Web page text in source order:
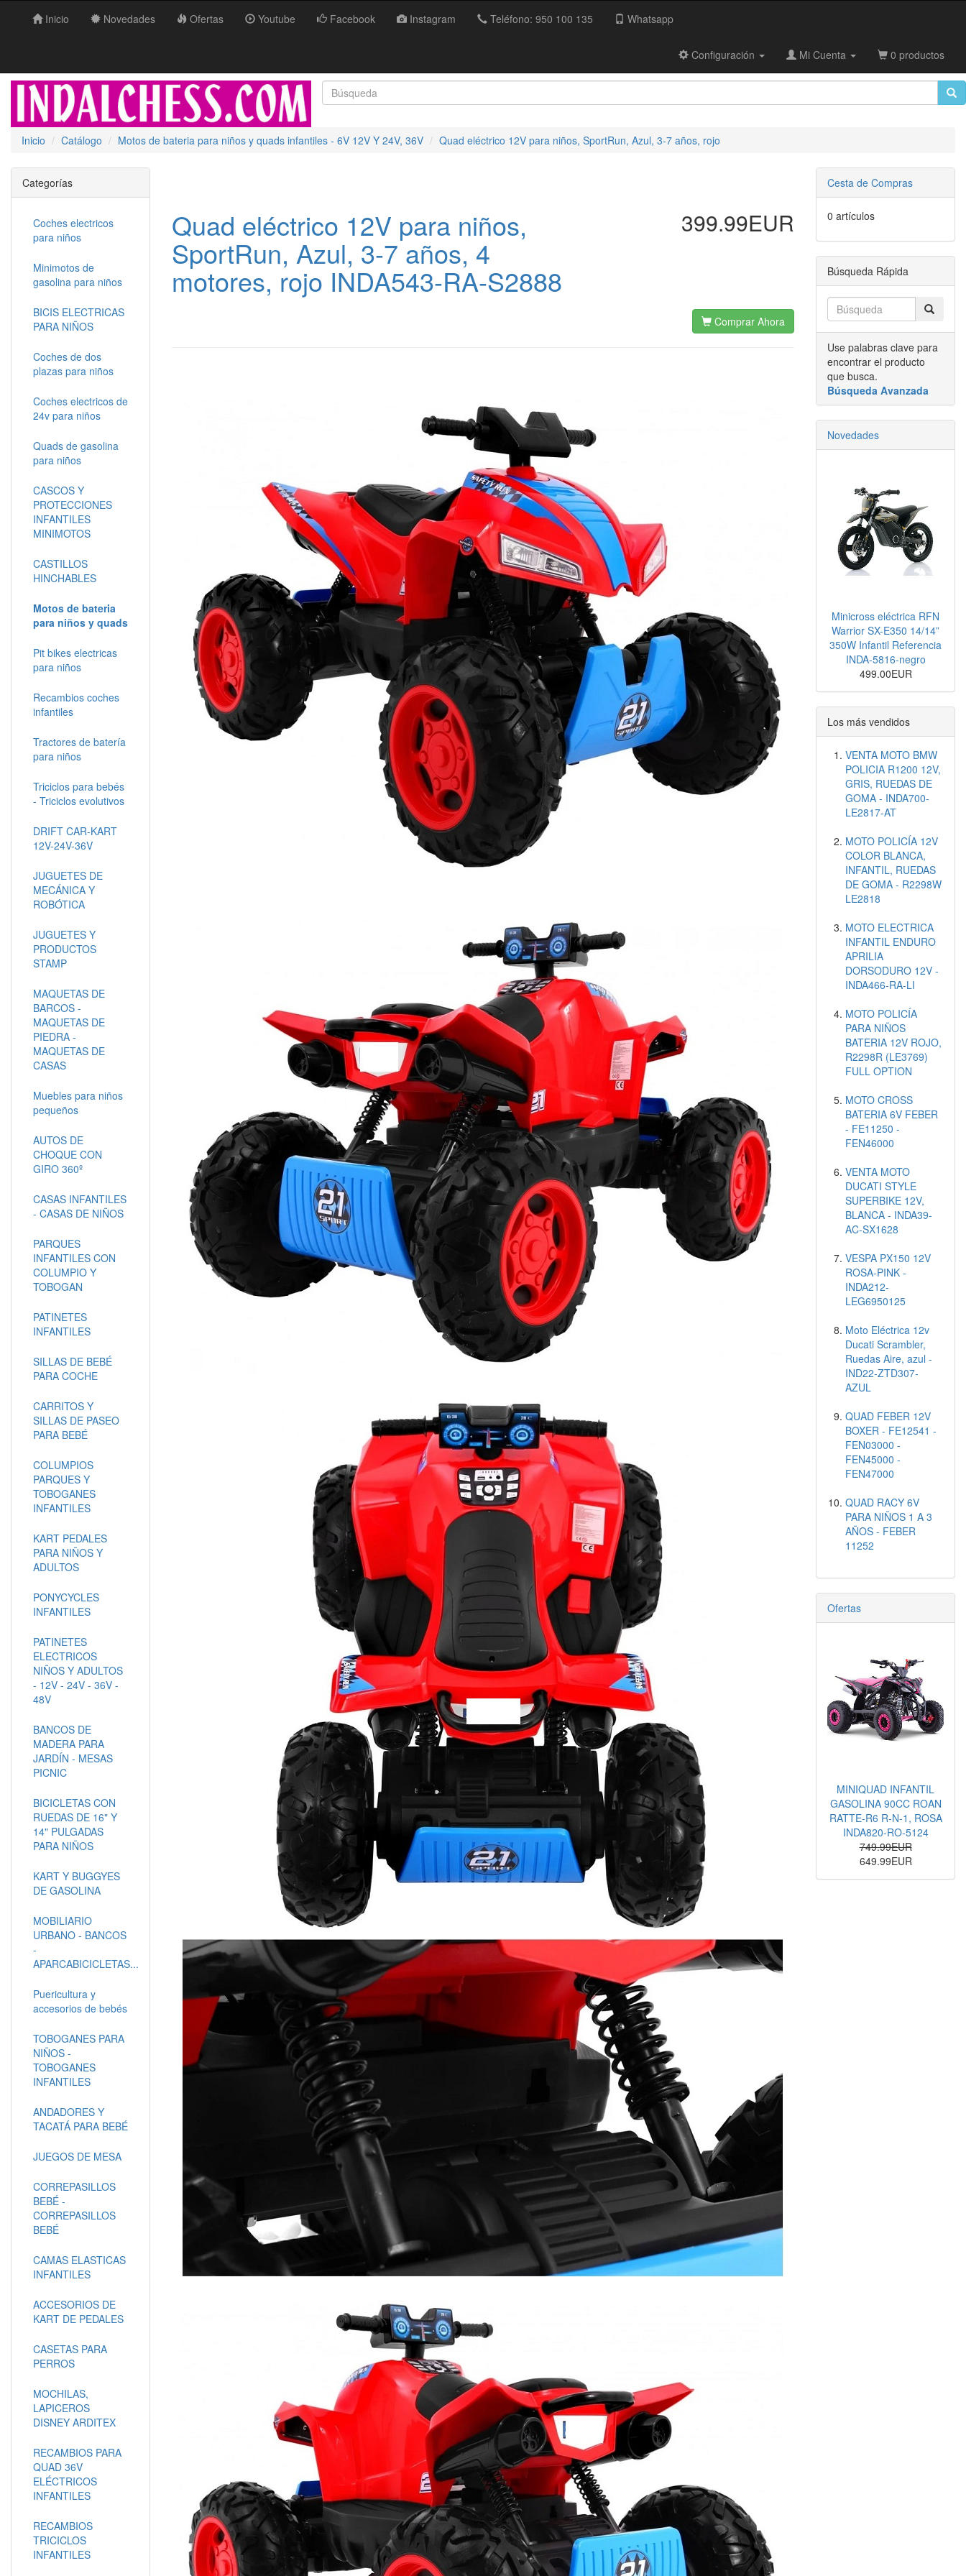
Inicio Novedades Ofertas Youtube Facebook Instagram Teléfono: 950 100 135 Whatsapp
Configuración Mi Cuenta 0 productos
Inicio Catálogo Motos de bateria para niños y quads infantiles - 6V 12V Y 24V, 36V Quad eléctrico 12V para niños, SportRun, Azul, 3-7 años, rojo
Quad eléctrico 12V para niños,
SportRun, Azul, 3-7 años, 4
motores, rojo INDA543-RA-S2888
399.99EUR
Comprar Ahora
Categorías
Coches electricos
para niños
Minimotos de
gasolina para niños
BICIS ELECTRICAS
PARA NIÑOS
Coches de dos
plazas para niños
Coches electricos de
24v para niños
Quads de gasolina
para niños
CASCOS Y
PROTECCIONES
INFANTILES
MINIMOTOS
CASTILLOS
HINCHABLES
Motos de bateria
para niños y quads
Pit bikes electricas
para niños
Recambios coches
infantiles
Tractores de batería
para niños
Triciclos para bebés
- Triciclos evolutivos
DRIFT CAR-KART
12V-24V-36V
JUGUETES DE
MECÁNICA Y
ROBÓTICA
JUGUETES Y
PRODUCTOS
STAMP
MAQUETAS DE
BARCOS -
MAQUETAS DE
PIEDRA -
MAQUETAS DE
CASAS
Muebles para niños
pequeños
AUTOS DE
CHOQUE CON
GIRO 360º
CASAS INFANTILES
- CASAS DE NIÑOS
PARQUES
INFANTILES CON
COLUMPIO Y
TOBOGAN
PATINETES
INFANTILES
SILLAS DE BEBÉ
PARA COCHE
CARRITOS Y
SILLAS DE PASEO
PARA BEBÉ
COLUMPIOS
PARQUES Y
TOBOGANES
INFANTILES
KART PEDALES
PARA NIÑOS Y
ADULTOS
PONYCYCLES
INFANTILES
PATINETES
ELECTRICOS
NIÑOS Y ADULTOS
- 12V - 24V - 36V -
48V
BANCOS DE
MADERA PARA
JARDÍN - MESAS
PICNIC
BICICLETAS CON
RUEDAS DE 16" Y
14" PULGADAS
PARA NIÑOS
KART Y BUGGYES
DE GASOLINA
MOBILIARIO
URBANO - BANCOS
-
APARCABICICLETAS...
Puericultura y
accesorios de bebés
TOBOGANES PARA
NIÑOS -
TOBOGANES
INFANTILES
ANDADORES Y
TACATÁ PARA BEBÉ
JUEGOS DE MESA
CORREPASILLOS
BEBÉ -
CORREPASILLOS
BEBÉ
CAMAS ELASTICAS
INFANTILES
ACCESORIOS DE
KART DE PEDALES
CASETAS PARA
PERROS
MOCHILAS,
LAPICEROS
DISNEY ARDITEX
RECAMBIOS PARA
QUAD 36V
ELÉCTRICOS
INFANTILES
RECAMBIOS
TRICICLOS
INFANTILES
Cesta de Compras
0 artículos
Búsqueda Rápida
Use palabras clave para
encontrar el producto
que busca.
Búsqueda Avanzada
Novedades
Minicross eléctrica RFN
Warrior SX-E350 14/14”
350W Infantil Referencia
INDA-5816-negro
499.00EUR
Los más vendidos
VENTA MOTO BMW
POLICIA R1200 12V,
GRIS, RUEDAS DE
GOMA - INDA700-
LE2817-AT
MOTO POLICÍA 12V
COLOR BLANCA,
INFANTIL, RUEDAS
DE GOMA - R2298W
LE2818
MOTO ELECTRICA
INFANTIL ENDURO
APRILIA
DORSODURO 12V -
INDA466-RA-LI
MOTO POLICÍA
PARA NIÑOS
BATERIA 12V ROJO,
R2298R (LE3769)
FULL OPTION
MOTO CROSS
BATERIA 6V FEBER
- FE11250 -
FEN46000
VENTA MOTO
DUCATI STYLE
SUPERBIKE 12V,
BLANCA - INDA39-
AC-SX1628
VESPA PX150 12V
ROSA-PINK -
INDA212-
LEG6950125
Moto Eléctrica 12v
Ducati Scrambler,
Ruedas Aire, azul -
IND22-ZTD307-
AZUL
QUAD FEBER 12V
BOXER - FE12541 -
FEN03000 -
FEN45000 -
FEN47000
QUAD RACY 6V
PARA NIÑOS 1 A 3
AÑOS - FEBER
11252
Ofertas
MINIQUAD INFANTIL
GASOLINA 90CC ROAN
RATTE-R6 R-N-1, ROSA
INDA820-RO-5124
749.99EUR
649.99EUR